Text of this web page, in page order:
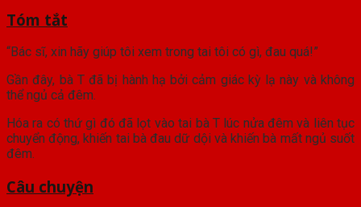
Tóm tắt
“Bác sĩ, xin hãy giúp tôi xem trong tai tôi có gì, đau quá!”
Gần đây, bà T đã bị hành hạ bởi cảm giác kỳ lạ này và không
thể ngủ cả đêm.
Hóa ra có thứ gì đó đã lọt vào tai bà T lúc nửa đêm và liên tục
chuyển động, khiến tai bà đau dữ dội và khiến bà mất ngủ suốt
đêm.
Câu chuyện